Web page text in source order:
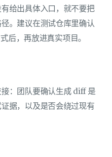
给出具体入口，就不要把
。建议在测试仓库里确认
后，再放进真实项目。
：团队要确认生成 diff 是
据，以及是否会绕过现有